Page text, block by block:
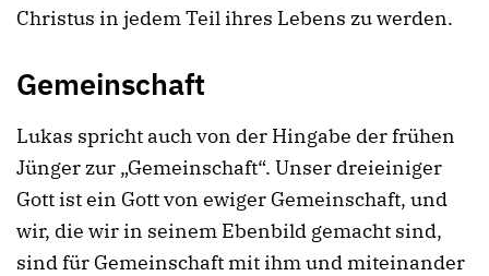
Christus in jedem Teil ihres Lebens zu werden.
Gemeinschaft
Lukas spricht auch von der Hingabe der frühen
Jünger zur „Gemeinschaft“. Unser dreieiniger
Gott ist ein Gott von ewiger Gemeinschaft, und
wir, die wir in seinem Ebenbild gemacht sind,
sind für Gemeinschaft mit ihm und miteinander